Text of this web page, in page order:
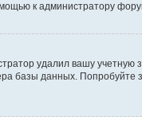
к администратору
удалил вашу учетную
базы данных. Попробуйте